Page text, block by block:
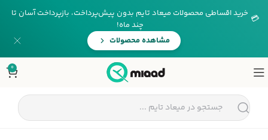
💳 خرید اقساطی محصولات میعاد تایم بدون پیش‌پرداخت، بازپرداخت آسان تا
چند ماه!
مشاهده محصولات
0